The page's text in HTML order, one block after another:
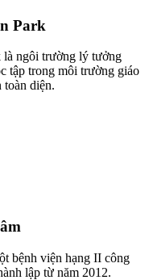
Park
là ngôi trường lý tưởng
tập trong môi trường giáo
toàn diện.
bệnh viện hạng II công
lập từ năm 2012.